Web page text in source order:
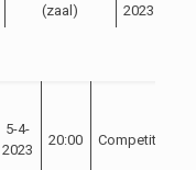
(zaal)
2023
5-4-
2023
20:00 Competitie